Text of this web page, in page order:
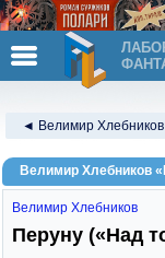
◄ Велимир Хлебников
Велимир Хлебников
Велимир Хлебников
Перуну («Над